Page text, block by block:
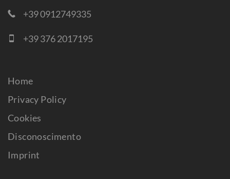
+39 0912749335
+39 376 2017195
Home
Privacy Policy
Cookies
Disconoscimento
Imprint